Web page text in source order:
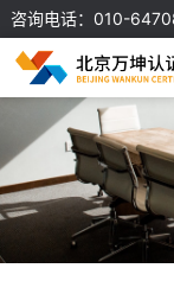
咨询电话：010-